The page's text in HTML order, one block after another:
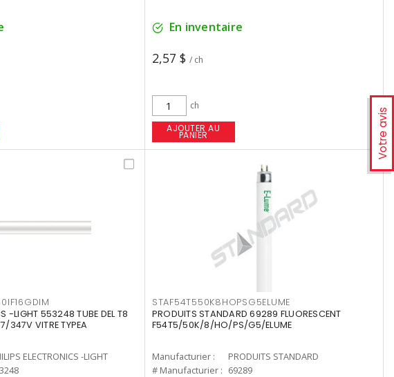
Votre avis
En inventaire
2,57 $ / ch
ch
AJOUTER AU
PANIER
-LIGHT 553248 TUBE DEL T8
347V VITRE TYPEA
ELECTRONICS -LIGHT
STAF54T550K8HOPSG5ELUME
PRODUITS STANDARD 69289 FLUORESCENT
F54T5/50K/8/HO/PS/G5/ELUME
Manufacturier :
PRODUITS STANDARD
# Manufacturier : 69289